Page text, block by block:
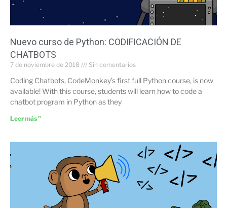
Nuevo curso de Python: CODIFICACIÓN DE
CHATBOTS
7 de noviembre de 2018 Sin comentarios
Coding Chatbots, CodeMonkey’s first full Python course, is now
available! With this course, students will learn how to code a
chatbot program in Python as they
Leer más "